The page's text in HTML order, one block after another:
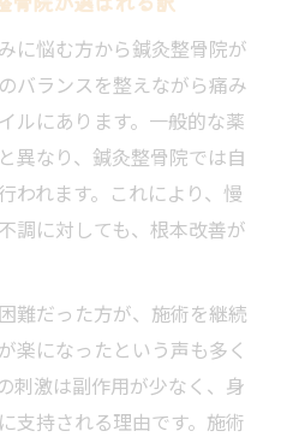
に悩む方から鍼灸整骨院が
バランスを整えながら痛み
ルにあります。一般的な薬
異なり、鍼灸整骨院では自
われます。これにより、慢
調に対しても、根本改善が
難だった方が、施術を継続
楽になったという声も多く
刺激は副作用が少なく、身
支持される理由です。施術